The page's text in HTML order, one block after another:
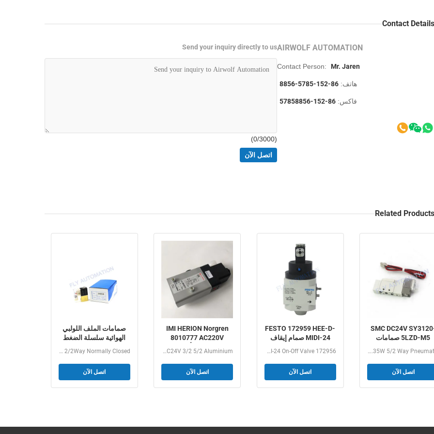
Contact Details
AIRWOLF AUTOMATION
Contact Person: Mr. Jaren
هاتف: 86-152-5785-8856
فاكس: 86-152-57858856
Send your inquiry directly to us
(
0/3000)
اتصل الآن
Related Products
SMC DC24V
5LZD-M5 صمامات
الملف اللولبي الهوائية
5/2 طريقة
SY3120-5LZD-M5 SMC Low Power 0.35W 5/2 Way Pneumatic...
اتصل الآن
FESTO 172959 HEE-D-
MIDI-24 صمام إيقاف
التشغيل 172956 HEE-D-
FESTO 172959 HEE-D-MIDI-24 On-Off Valve 172956...
اتصل الآن
IMI HERION Norgren
8010777 AC220V
DC24V 3/2 ألومنيوم
IMI HERION norgren 8010777 AC220V DC24V 3/2 5/2 Aluminium...
اتصل الآن
صمامات الملف اللولبي
الهوائية سلسلة الضغط
العالي 2V025-06
AIRTAC 2V Series 2V025-06 G1/8 2/2Way Normally Closed...
اتصل الآن